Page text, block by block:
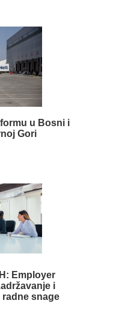
u Bosni i
Gori
Employer
i
snage